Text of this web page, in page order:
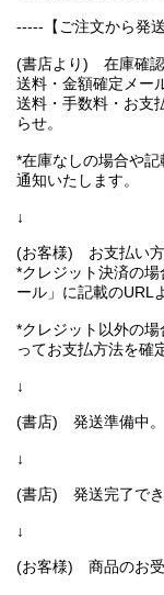
-----【ご注文から発
(書店より) 在庫確認
送料・金額確定メー
送料・手数料・お支
らせ。
*在庫なしの場合や
通知いたします。
↓
(お客様) お支払い方
*クレジット決済の
ール」に記載のURL
*クレジット以外の
ってお支払方法を確
↓
(書店) 発送準備中。
↓
(書店) 発送完了でき
↓
(お客様) 商品のお受